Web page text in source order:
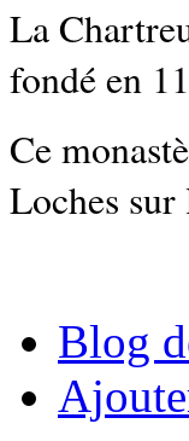
La
fondé en
Ce
Loches
Blog